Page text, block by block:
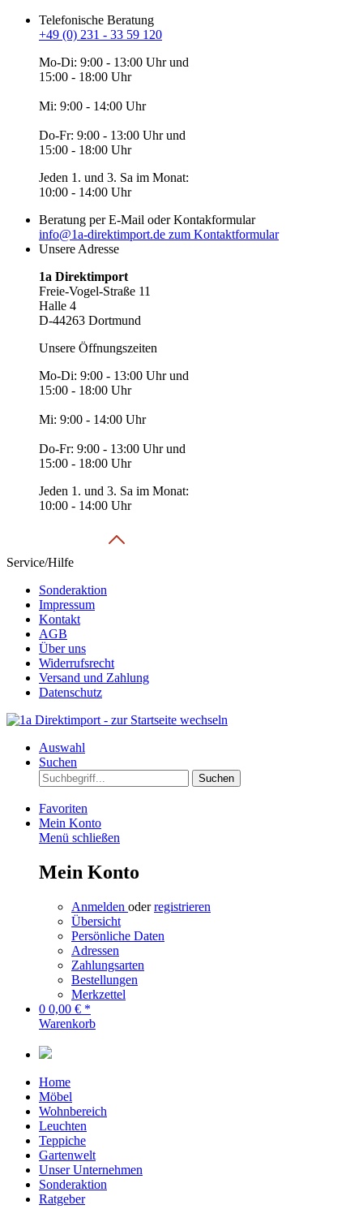
Telefonische Beratung
+49 (0) 231 - 33 59 120
Mo-Di: 9:00 - 13:00 Uhr und
15:00 - 18:00 Uhr
Mi: 9:00 - 14:00 Uhr
Do-Fr: 9:00 - 13:00 Uhr und
15:00 - 18:00 Uhr
Jeden 1. und 3. Sa im Monat:
10:00 - 14:00 Uhr
Beratung per E-Mail oder Kontakformular
info@1a-direktimport.de zum Kontaktformular
Unsere Adresse
1a Direktimport
Freie-Vogel-Straße 11
Halle 4
D-44263 Dortmund
Unsere Öffnungszeiten
Mo-Di: 9:00 - 13:00 Uhr und
15:00 - 18:00 Uhr
Mi: 9:00 - 14:00 Uhr
Do-Fr: 9:00 - 13:00 Uhr und
15:00 - 18:00 Uhr
Jeden 1. und 3. Sa im Monat:
10:00 - 14:00 Uhr
Service/Hilfe
Sonderaktion
Impressum
Kontakt
AGB
Über uns
Widerrufsrecht
Versand und Zahlung
Datenschutz
Auswahl
Suchen
Suchen
Favoriten
Mein Konto
Menü schließen
Mein Konto
Anmelden oderregistrieren
Übersicht
Persönliche Daten
Adressen
Zahlungsarten
Bestellungen
Merkzettel
0 0,00 € *
Warenkorb
Home
Möbel
Wohnbereich
Leuchten
Teppiche
Gartenwelt
Unser Unternehmen
Sonderaktion
Ratgeber